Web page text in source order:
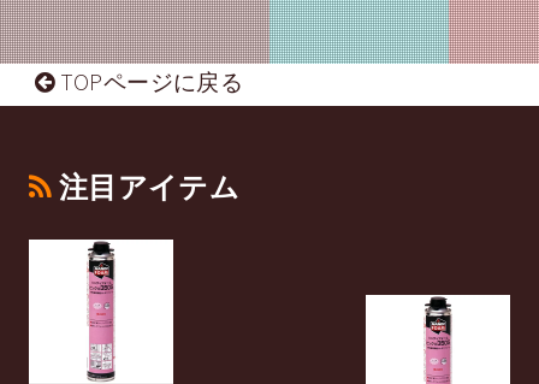
TOPページに戻る
注目アイテム